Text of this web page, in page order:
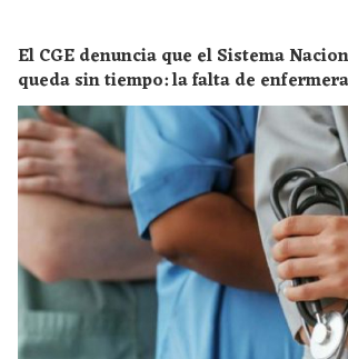
El CGE denuncia que el Sistema
queda sin tiempo: la falta de
supone un riesgo enorme para la
población